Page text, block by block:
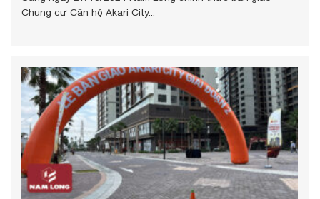
Chung cư Căn hộ Akari City...